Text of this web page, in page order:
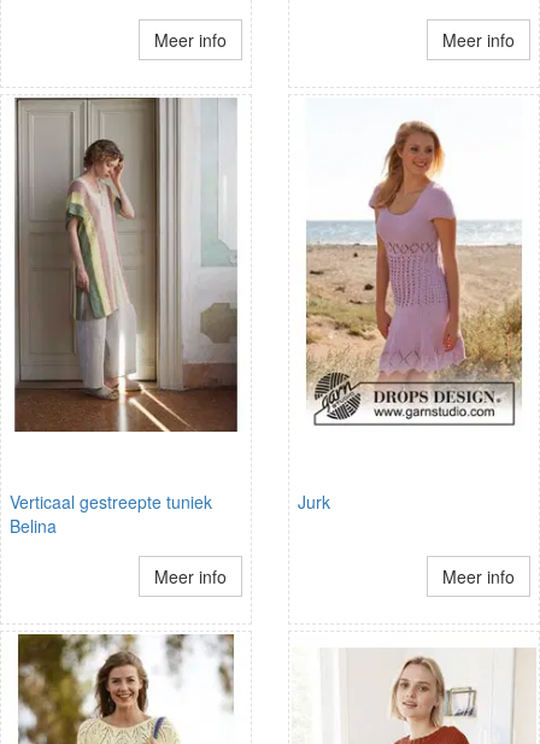
Meer info Meer info
Verticaal gestreepte tuniek
Belina
Meer info
Jurk
Meer info